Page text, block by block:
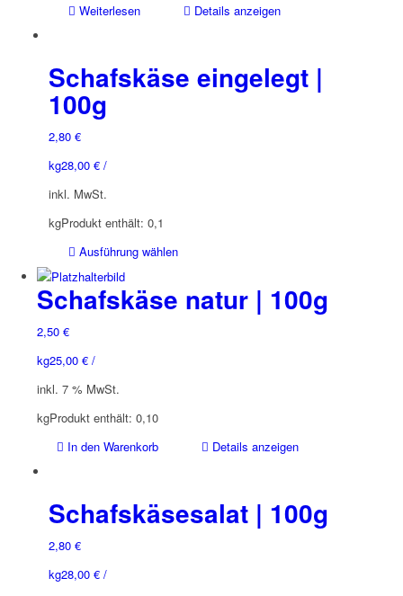
Weiterlesen
Details anzeigen
Schafskäse eingelegt |
100g
2,80 €
28,00 €/
kg
inkl. MwSt.
Produkt enthält: 0,1
kg
Ausführung wählen
weist
mehrere
der
Schafskäse natur | 100g
2,50 €
25,00 €/
kg
inkl. 7 % MwSt.
Produkt enthält: 0,10
kg
In den Warenkorb
Details anzeigen
Schafskäsesalat | 100g
2,80 €
28,00 €/
kg